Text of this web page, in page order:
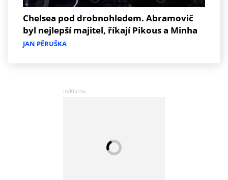
Chelsea pod drobnohledem. Abramovič
byl nejlepší majitel, říkají Pikous a Minha
JAN PĚRUŠKA